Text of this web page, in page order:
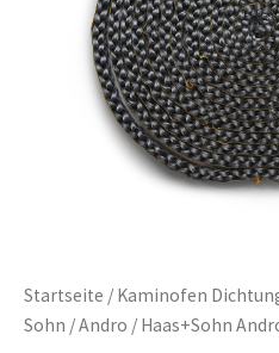
Startseite / Kaminofen
Sohn /Andro / Haas+Sohn